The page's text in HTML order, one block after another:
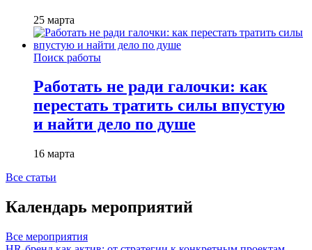
25 марта
Поиск работы
Работать не ради галочки: как
перестать тратить силы впустую
и найти дело по душе
16 марта
Все статьи
Календарь мероприятий
Все мероприятия